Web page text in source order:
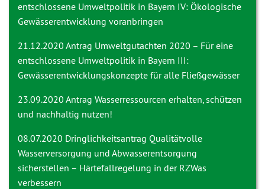
entschlossene Umweltpolitik in Bayern IV: Ökologische
Gewässerentwicklung voranbringen
21.12.2020 Antrag Umweltgutachten 2020 – Für eine
entschlossene Umweltpolitik in Bayern III:
Gewässerentwicklungskonzepte für alle Fließgewässer
23.09.2020 Antrag Wasserressourcen erhalten, schützen
und nachhaltig nutzen!
08.07.2020 Dringlichkeitsantrag Qualitätvolle
Wasserversorgung und Abwasserentsorgung
sicherstellen – Härtefallregelung in der RZWas
verbessern